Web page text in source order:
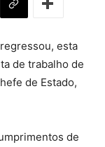
esta
de trabalho de
de Estado,
de